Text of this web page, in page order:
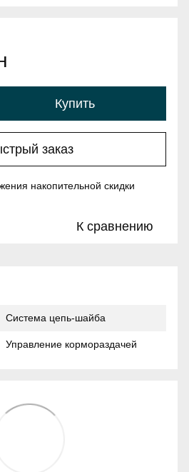
Купить
заказ
накопительной скидки
К сравнению
Система цепь-шайба
Управление кормораздачей